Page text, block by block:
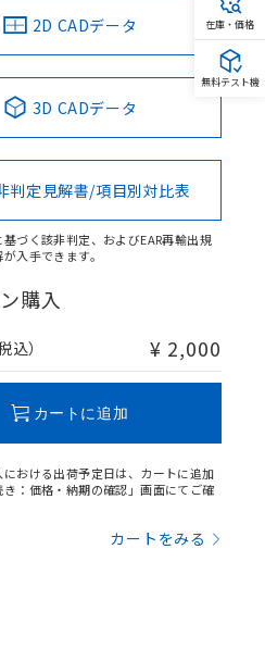
2D CADデータ
3D CADデータ
判定見解書/項目別対比表
づく該非判定、およびEAR再輸出規
入手できます。
購入
込） ¥ 2,000
カートに追加
における出荷予定日は、カートに追加
：価格・納期の確認」画面にてご確
カートをみる
在庫・価格
無料テスト機